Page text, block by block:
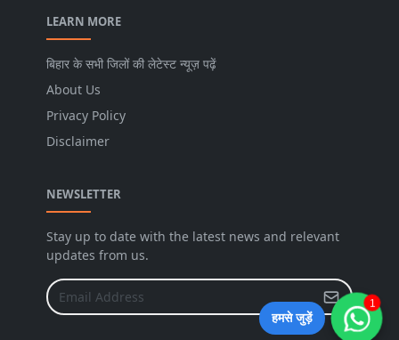
LEARN MORE
बिहार के सभी जिलों की लेटेस्ट न्यूज़ पढ़ें
About Us
Privacy Policy
Disclaimer
NEWSLETTER
Stay up to date with the latest news and relevant
updates from us.
हमसे जुड़ें
1